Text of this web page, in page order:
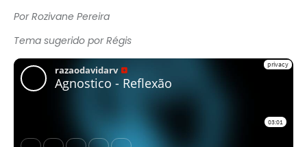
Por Rozivane Pereira
Tema sugerido por Régis